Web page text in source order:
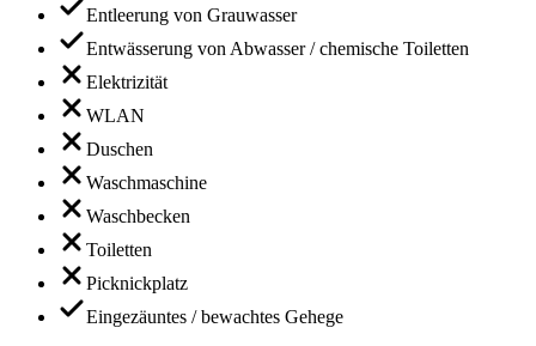
Entleerung von Grauwasser
Entwässerung von Abwasser / chemische Toiletten
Elektrizität
WLAN
Duschen
Waschmaschine
Waschbecken
Toiletten
Picknickplatz
Eingezäuntes / bewachtes Gehege